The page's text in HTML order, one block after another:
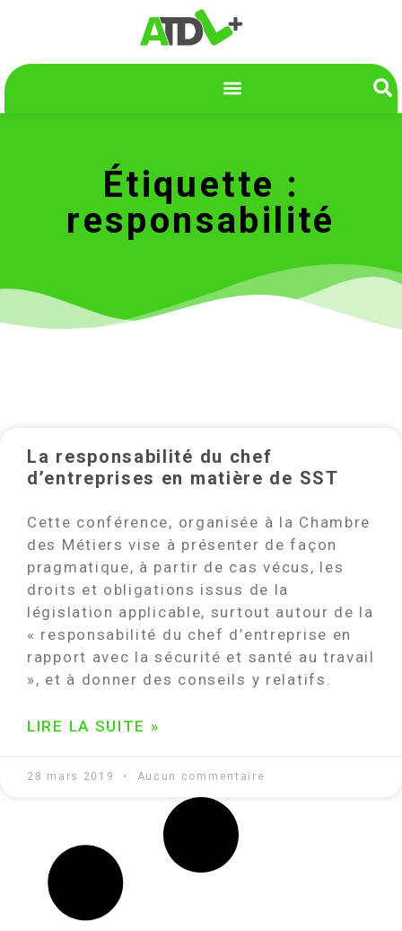
Étiquette :
responsabilité
La responsabilité du chef
d’entreprises en matière de SST
Cette conférence, organisée à la Chambre
des Métiers vise à présenter de façon
pragmatique, à partir de cas vécus, les
droits et obligations issus de la
législation applicable, surtout autour de la
« responsabilité du chef d’entreprise en
rapport avec la sécurité et santé au travail
», et à donner des conseils y relatifs.
LIRE LA SUITE »
28 mars 2019 Aucun commentaire